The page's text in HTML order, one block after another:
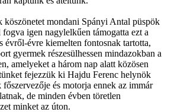
köszönetet mondani Spányi Antal püspök
igen nagylelkűen támogatta ezt a
évről-évre kiemelten fontosnak tartotta,
gyermek részesülhessen mindazokban a
amelyeket a három nap alatt közösen
fejezzük ki Hajdu Ferenc helynök
és motorja ennek az immár
de minden évben töretlen
minket az úton.